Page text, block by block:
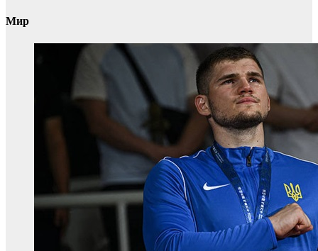
Мир